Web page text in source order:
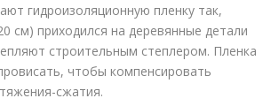
гидроизоляционную пленку так,
см) приходился на деревянные детали
строительным степлером. Пленка
чтобы компенсировать
сжатия.